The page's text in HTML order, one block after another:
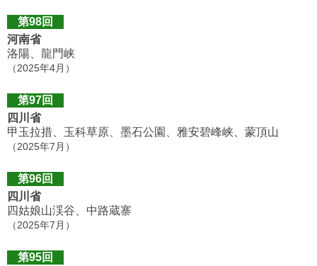
第98回
河南省
洛陽、龍門峡
（2025年4月）
第97回
四川省
甲玉拉措、玉科草原、墨石公園、雅安碧峰峡、蒙頂山
（2025年7月）
第96回
四川省
四姑娘山渓谷、中路蔵寨
（2025年7月）
第95回